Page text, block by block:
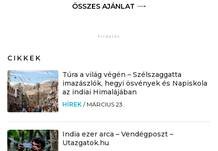
ÖSSZES AJÁNLAT
CIKKEK
Túra a világ végén – Szélszaggatta
imazászlók, hegyi ösvények és Napiskola
az indiai Himalájában
HÍREK / MÁRCIUS 23.
India ezer arca – Vendégposzt –
Utazgatok.hu